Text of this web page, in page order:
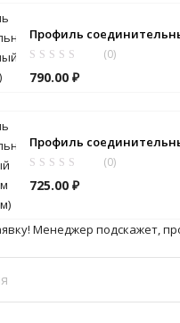
Профиль
(0)
790.00 ₽
Профиль
(0)
725.00 ₽
Менеджер подскажет,